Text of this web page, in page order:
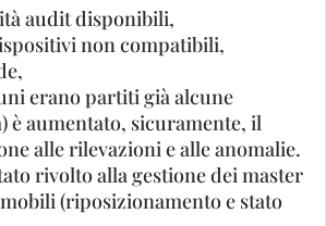
audit disponibili,
non compatibili,
erano partiti già alcune
è aumentato, sicuramente, il
alle rilevazioni e alle anomalie.
rivolto alla gestione dei master
(riposizionamento e stato